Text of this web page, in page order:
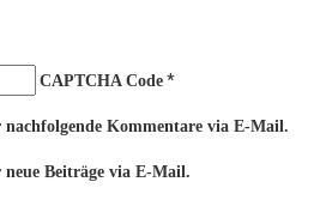
CAPTCHA Code *
Kommentare via E-Mail.
Beiträge via E-Mail.